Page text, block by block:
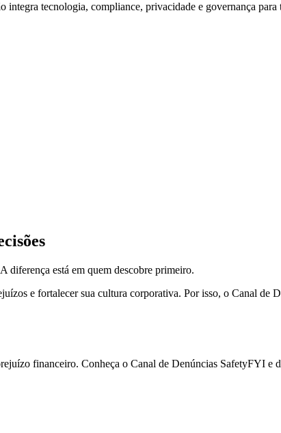
tecnologia, compliance, privacidade e governança
diferença está em quem descobre primeiro.
e fortalecer sua cultura corporativa. Por isso, o Canal de
financeiro. Conheça o Canal de Denúncias SafetyFYI e